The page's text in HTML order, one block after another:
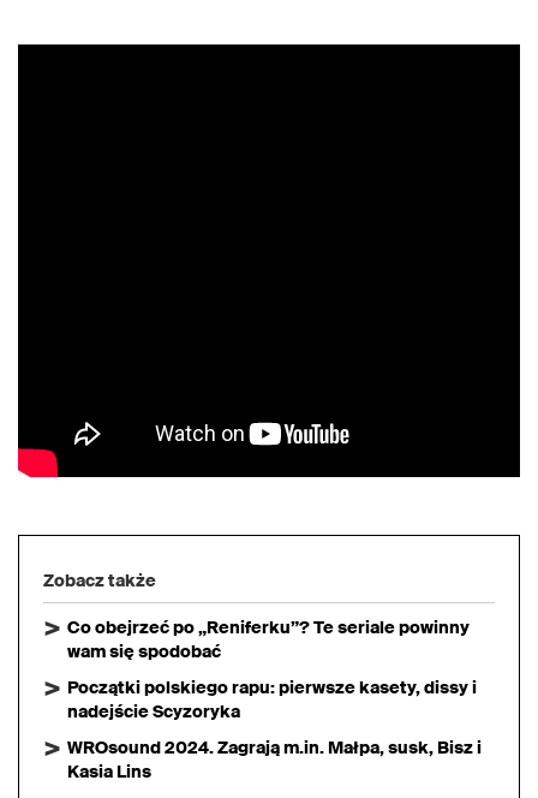
Zobacz także
Co obejrzeć po „Reniferku”? Te seriale powinny
wam się spodobać
Początki polskiego rapu: pierwsze kasety, dissy i
nadejście Scyzoryka
WROsound 2024. Zagrają m.in. Małpa, susk, Bisz i
Kasia Lins